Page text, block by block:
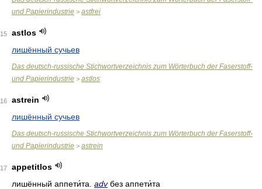
und Papierindustrie > astfrei
15
astlos
лишённый сучьев
Das deutsch-russische Stichwortverzeichnis zum Wörterbuch der Faserstoff-
und Papierindustrie > astlos
16
astrein
лишённый сучьев
Das deutsch-russische Stichwortverzeichnis zum Wörterbuch der Faserstoff-
und Papierindustrie > astrein
17
appetitlos
лишённый аппети́та adv без аппети́та